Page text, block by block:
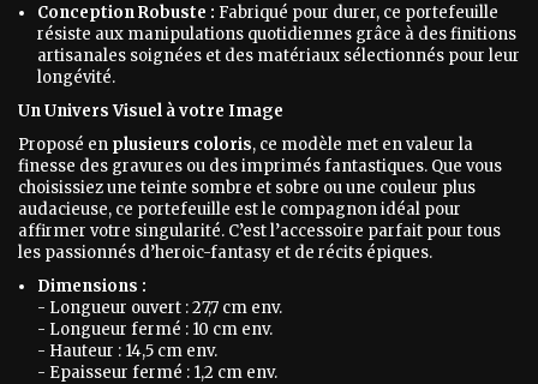
Conception Robuste : Fabriqué pour durer, ce portefeuille
résiste aux manipulations quotidiennes grâce à des finitions
artisanales soignées et des matériaux sélectionnés pour leur
longévité.
Un Univers Visuel à votre Image
Proposé en plusieurs coloris, ce modèle met en valeur la
finesse des gravures ou des imprimés fantastiques. Que vous
choisissiez une teinte sombre et sobre ou une couleur plus
audacieuse, ce portefeuille est le compagnon idéal pour
affirmer votre singularité. C’est l’accessoire parfait pour tous
les passionnés d’heroic-fantasy et de récits épiques.
Dimensions :
- Longueur ouvert : 27,7 cm env.
- Longueur fermé : 10 cm env.
- Hauteur : 14,5 cm env.
- Epaisseur fermé : 1,2 cm env.